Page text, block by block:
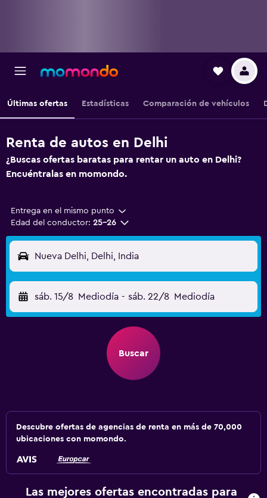
Últimas ofertas Estadísticas Comparación de vehículos
Renta de autos en Delhi
¿Buscas ofertas baratas para rentar un auto en Delhi?
Encuéntralas en momondo.
Entrega en el mismo punto
Edad del conductor: 25-26
Nueva Delhi, Delhi, India
sáb. 15/8 Mediodía - sáb. 22/8 Mediodía
Buscar
Descubre ofertas de agencias de renta en más de 70,000
ubicaciones con momondo.
Las mejores ofertas encontradas para